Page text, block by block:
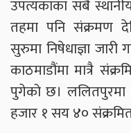
उपत्यकाका सबै
तहमा पनि संक्रमण
सुरुमा निषेधाज्ञा जारी
काठमाडौंमा मात्रै
पुगेको छ।
हजार १ सय ४०